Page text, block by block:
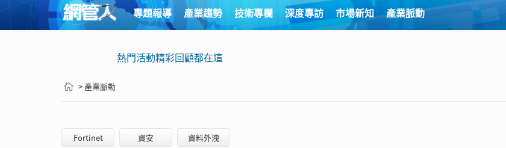
專題報導 產業趨勢 技術專欄 深度專訪 市場新知 產業脈動
熱門活動精彩回顧都在這
> 產業脈動
Fortinet 資安 資料外洩